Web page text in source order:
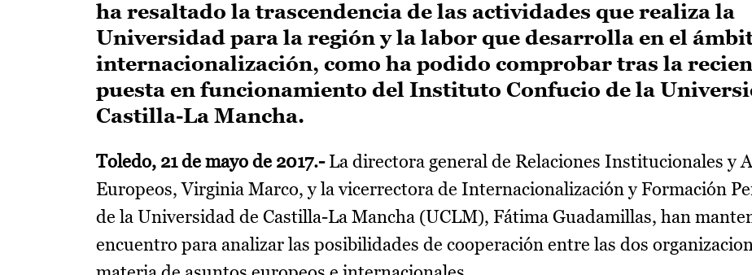
ha resaltado la trascendencia de las actividades que realiza la
Universidad para la región y la labor que desarrolla en el
internacionalización, como ha podido comprobar tras la
puesta en funcionamiento del Instituto Confucio de la
Castilla-La Mancha.
Toledo, 21 de mayo de 2017.-La directora general de Relaciones Institucionales y
Europeos, Virginia Marco, y la vicerrectora de Internacionalización y Formación
de la Universidad de Castilla-La Mancha (UCLM), Fátima Guadamillas, han
encuentro para analizar las posibilidades de cooperación entre las dos